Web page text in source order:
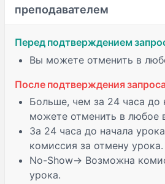
преподавателем
Перед подтверждением
Вы можете отменить в
После подтверждения
Больше, чем за 24 часа до
можете отменить в любое
За 24 часа до начала
комиссия за отмену урока.
No-Show→ Возможна
урока.